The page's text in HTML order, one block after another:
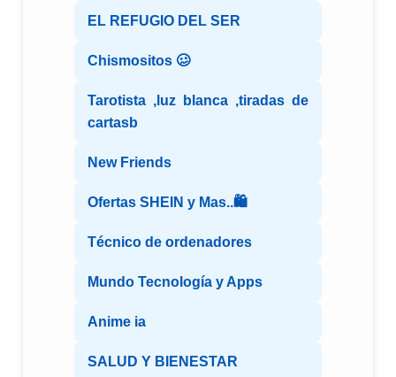
EL REFUGIO DEL SER
Chismositos 🥴
Tarotista ,luz blanca ,tiradas de
cartasb
New Friends
Ofertas SHEIN y Mas..🛍️
Técnico de ordenadores
Mundo Tecnología y Apps
Anime ia
SALUD Y BIENESTAR